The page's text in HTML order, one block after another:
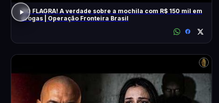
NO FLAGRA! A verdade sobre a mochila com R$ 150 mil em
drogas | Operação Fronteira Brasil